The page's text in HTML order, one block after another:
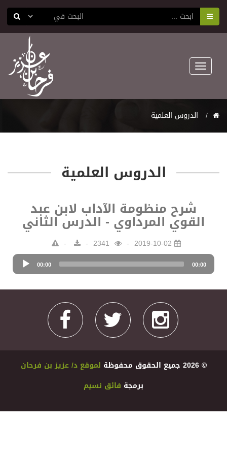
Toggle
navigation
اﻟﺪﺭﻭﺱ اﻟﻌﻠﻤﻴﺔ
اﻟﺪﺭﻭﺱ اﻟﻌﻠﻤﻴﺔ
شرح منظومة الآداب لابن عبد
القوي المرداوي - الدرس الثاني
2019-10-02
Audio
Player
00:00 00:00
© 2026 ﺟﻤﻴﻊ اﻟﺤﻘﻮﻕ ﻣﺤﻔﻮﻇﺔ
ﻟﻤﻮﻗﻊ ﺩ/ ﻋﺰﻳﺰ ﺑﻦ ﻓﺮﺣﺎﻥ
ﺑﺮﻣﺠﺔ ﻓﺎﺋﻖ ﻧﺴﻴﻢ